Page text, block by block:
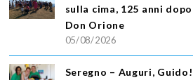
sulla cima, 125 anni dopo
Don Orione
05/08/2026
Seregno – Auguri, Guido!